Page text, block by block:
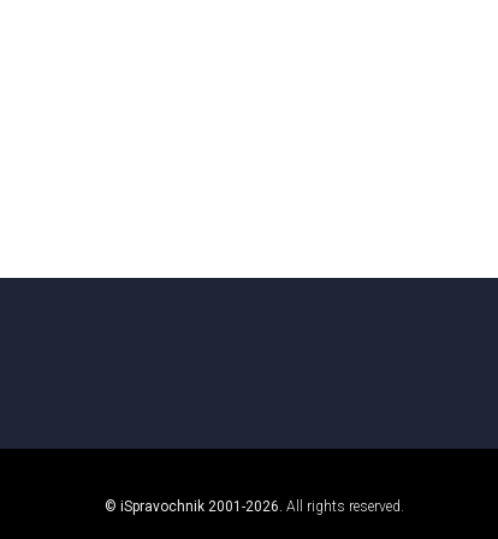
© iSpravochnik 2001-2026. All rights reserved.